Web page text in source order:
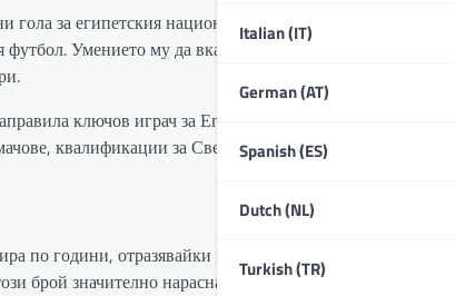
Italian (IT)
German (AT)
Spanish (ES)
Dutch (NL)
Turkish (TR)
за египетския национален отбор. Тази
Умението му да вкарва голове е от съществено
ключов играч за Египет, особено в решаващи
квалификации за Световната купа и мачове от
по години, отразявайки развитието му като играч. В
брой значително нарасна, когато придоби опит и